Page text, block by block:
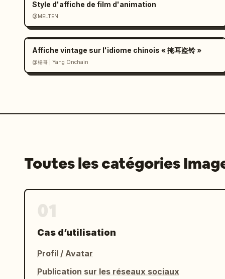
Style d'affiche de film d'animation
@MELTEN
Affiche vintage sur l'idiome chinois « 掩耳盗铃 »
@楊哥 | Yang Onchain
Toutes les catégories
Cas d’utilisation
Profil / Avatar
Publication sur les réseaux sociaux